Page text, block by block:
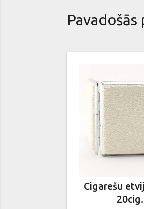
Pavadošās
Cigarešu
20cig.